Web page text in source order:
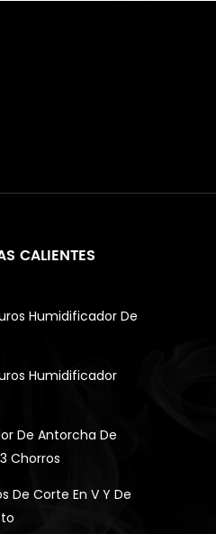
CALIENTES
Humidificador De
Humidificador
De Antorcha De
Chorros
De Corte En V Y De